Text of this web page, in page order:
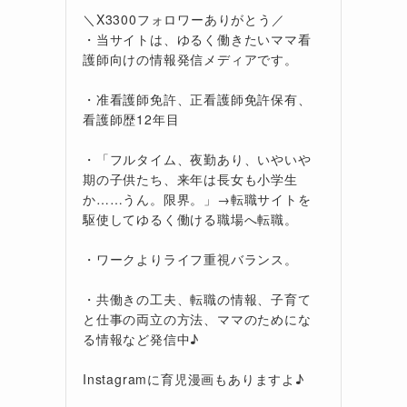
＼X3300フォロワーありがとう／
・当サイトは、ゆるく働きたいママ看
護師向けの情報発信メディアです。
・准看護師免許、正看護師免許保有、
看護師歴12年目
・「フルタイム、夜勤あり、いやいや
期の子供たち、来年は長女も小学生
か……うん。限界。」→転職サイトを
駆使してゆるく働ける職場へ転職。
・ワークよりライフ重視バランス。
・共働きの工夫、転職の情報、子育て
と仕事の両立の方法、ママのためにな
る情報など発信中♪
Instagramに育児漫画もありますよ♪